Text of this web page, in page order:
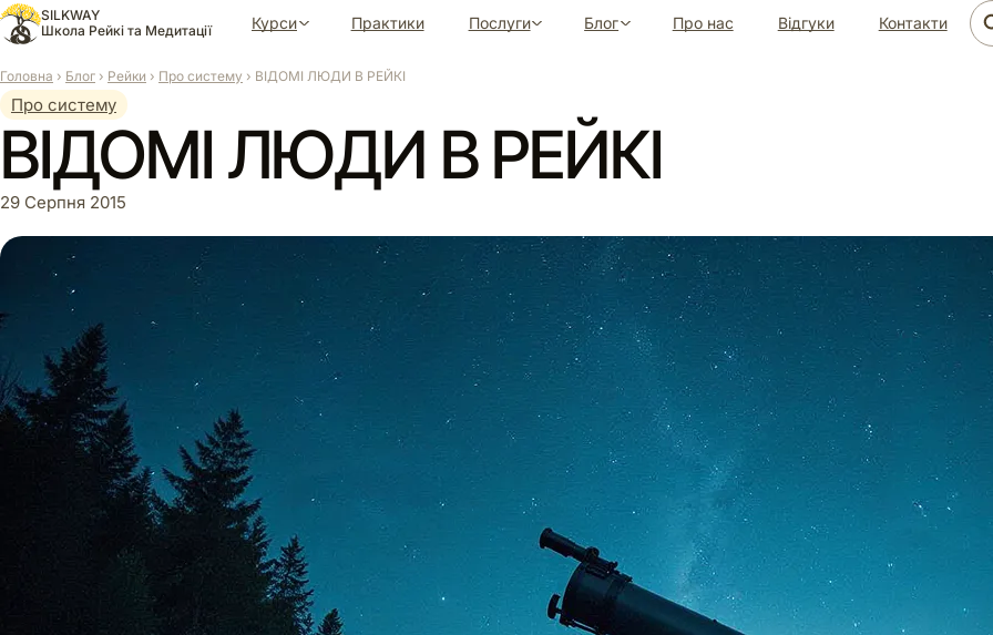
Перейти
до
SILKWAY
Школа Рейкі та Медитації
Курси Практики Послуги Блог Про нас Відгуки Контакти
Головна › Блог › Рейки › Про систему › ВІДОМІ ЛЮДИ В РЕЙКІ
Про систему
ВІДОМІ ЛЮДИ В РЕЙКІ
29 Серпня 2015